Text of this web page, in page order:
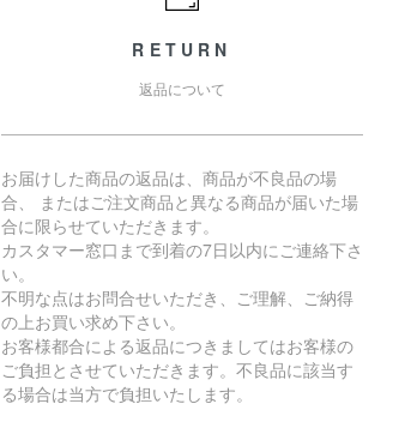
RETURN
返品について
お届けした商品の返品は、商品が不良品の場
合、 またはご注文商品と異なる商品が届いた場
合に限らせていただきます。
カスタマー窓口まで到着の7日以内にご連絡下さ
い。
不明な点はお問合せいただき、ご理解、ご納得
の上お買い求め下さい。
お客様都合による返品につきましてはお客様の
ご負担とさせていただきます。不良品に該当す
る場合は当方で負担いたします。